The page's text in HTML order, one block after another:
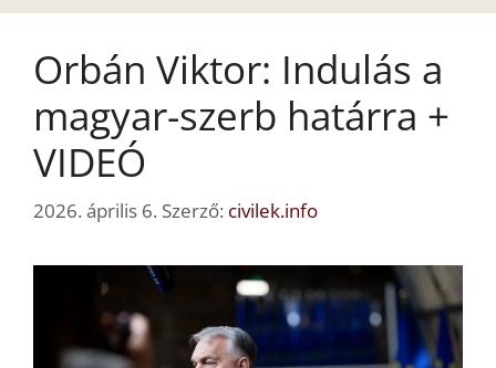
Orbán Viktor: Indulás a
magyar-szerb határra +
VIDEÓ
2026. április 6. Szerző: civilek.info